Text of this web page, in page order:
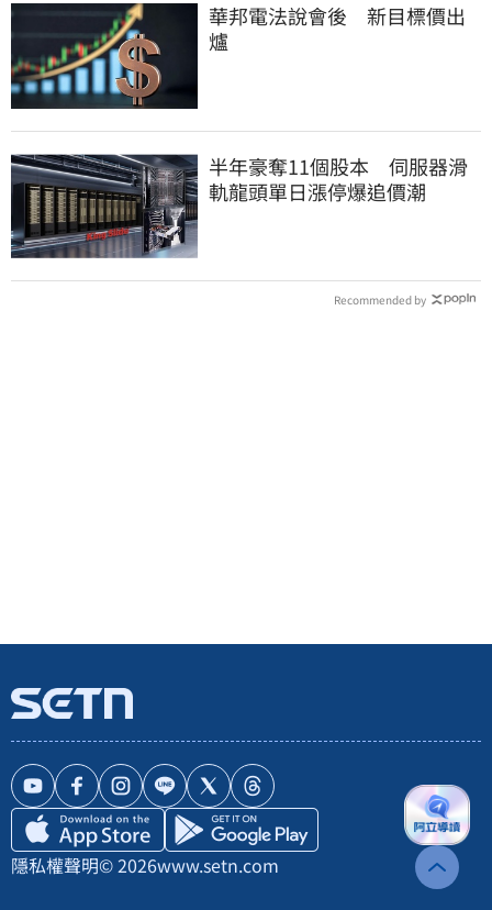
華邦電法說會後 新目標價出
爐
半年豪奪11個股本 伺服器滑
軌龍頭單日漲停爆追價潮
Recommended by
隱私權聲明© 2026www.setn.com